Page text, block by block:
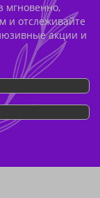
мгновенно,
и отслеживайте
акции и